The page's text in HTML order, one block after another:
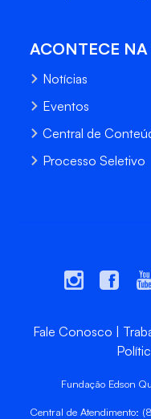
ACONTECE
Notícias
Eventos
Central de
Processo Seletivo
Fale Conosco
Fundação Edson
Central de